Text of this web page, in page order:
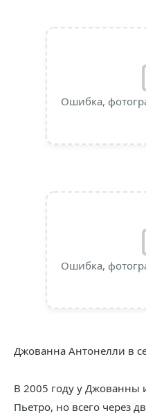
Ошибка,
Ошибка,
Джованна Антонелли в
В 2005 году у Джованны
Пьетро, но всего через